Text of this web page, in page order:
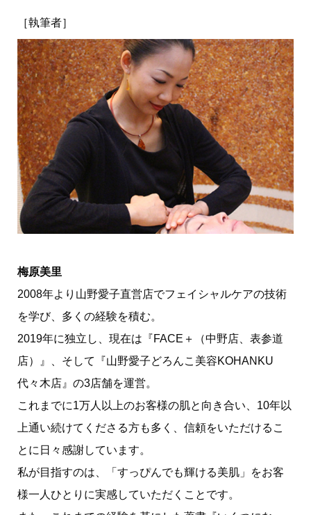
［執筆者］
梅原美里
2008年より山野愛子直営店でフェイシャルケアの技術
を学び、多くの経験を積む。
2019年に独立し、現在は『FACE＋（中野店、表参道
店）』、そして『山野愛子どろんこ美容KOHANKU
代々木店』の3店舗を運営。
これまでに1万人以上のお客様の肌と向き合い、10年以
上通い続けてくださる方も多く、信頼をいただけるこ
とに日々感謝しています。
私が目指すのは、「すっぴんでも輝ける美肌」をお客
様一人ひとりに実感していただくことです。